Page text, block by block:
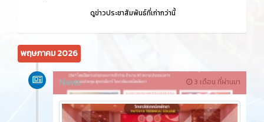
ดูข่าวประชาสัมพันธ์ที่เก่ากว่านี้
พฤษภาคม 2026
3 เดือน ที่ผ่านมา
News